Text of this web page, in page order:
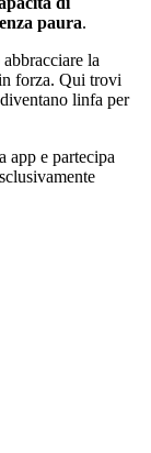
paura.
la
forza. Qui trovi
linfa per
app e partecipa